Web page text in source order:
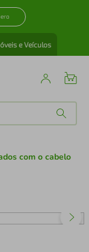
e Veículos
com o cabelo